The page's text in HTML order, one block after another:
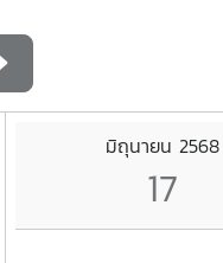
มิถุนายน 2568
17